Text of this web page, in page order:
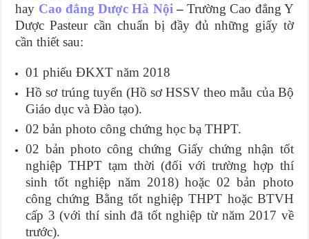
hay Cao đẳng Dược Hà Nội –Trường Cao đẳng Y
Dược Pasteur cần chuẩn bị đầy đủ những giấy tờ
cần thiết sau:
01 phiếu ĐKXT năm 2018
Hồ sơ trúng tuyển (Hồ sơ HSSV theo mẫu của Bộ
Giáo dục và Đào tạo).
02 bản photo công chứng học bạ THPT.
02 bản photo công chứng Giấy chứng nhận tốt
nghiệp THPT tạm thời (đối với trường hợp thí
sinh tốt nghiệp năm 2018) hoặc 02 bản photo
công chứng Bằng tốt nghiệp THPT hoặc BTVH
cấp 3 (với thí sinh đã tốt nghiệp từ năm 2017 về
trước).